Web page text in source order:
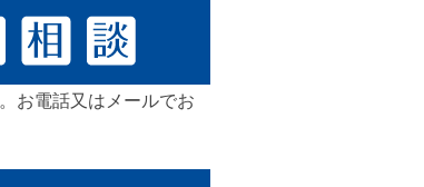
お電話又はメールでお